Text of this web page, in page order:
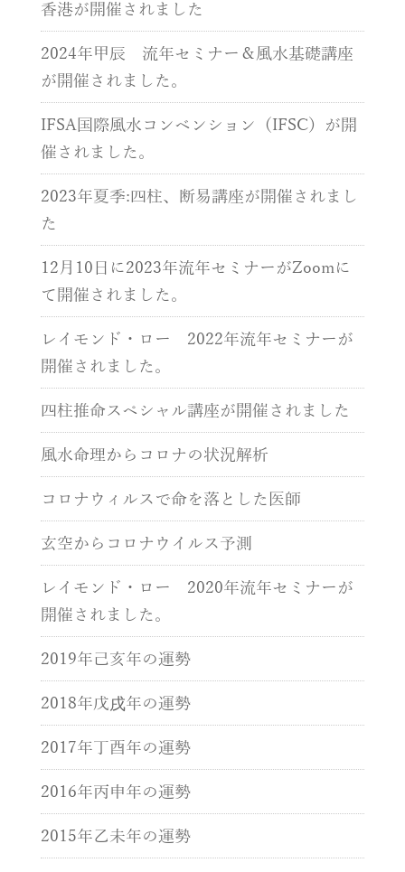
香港が開催されました
2024年甲辰 流年セミナー＆風水基礎講座
が開催されました。
IFSA国際風水コンベンション（IFSC）が開
催されました。
2023年夏季:四柱、断易講座が開催されまし
た
12月10日に2023年流年セミナーがZoomに
て開催されました。
レイモンド・ロー 2022年流年セミナーが
開催されました。
四柱推命スペシャル講座が開催されました
風水命理からコロナの状況解析
コロナウィルスで命を落とした医師
玄空からコロナウイルス予測
レイモンド・ロー 2020年流年セミナーが
開催されました。
2019年己亥年の運勢
2018年戊戌年の運勢
2017年丁酉年の運勢
2016年丙申年の運勢
2015年乙未年の運勢